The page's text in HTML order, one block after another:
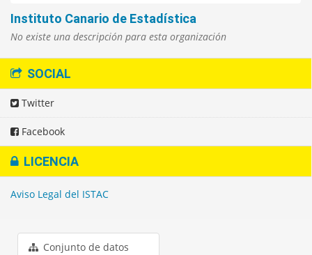
Instituto Canario de Estadística
No existe una descripción para esta organización
SOCIAL
Twitter
Facebook
LICENCIA
Aviso Legal del ISTAC
Conjunto de datos